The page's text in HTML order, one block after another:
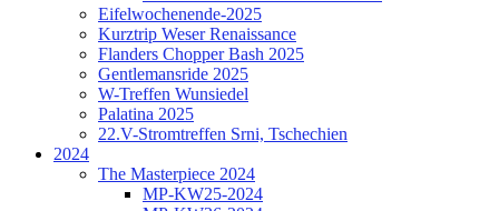
Eifelwochenende-2025
Kurztrip Weser Renaissance
Flanders Chopper Bash 2025
Gentlemansride 2025
W-Treffen Wunsiedel
Palatina 2025
22.V-Stromtreffen Srni, Tschechien
2024
The Masterpiece 2024
MP-KW25-2024